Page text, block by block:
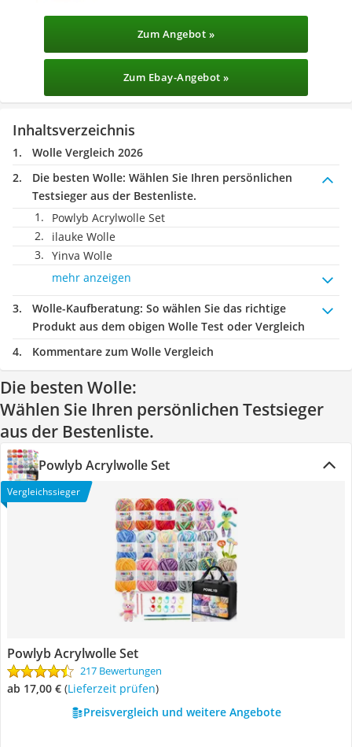
Zum Angebot »
Zum Ebay-Angebot »
Inhaltsverzeichnis
Wolle Vergleich 2026
Die besten Wolle: Wählen Sie Ihren persönlichen
Testsieger aus der Bestenliste.
Powlyb Acrylwolle Set
ilauke Wolle
Yinva Wolle
mehr anzeigen
Wolle-Kaufberatung: So wählen Sie das richtige
Produkt aus dem obigen Wolle Test oder Vergleich
Kommentare zum Wolle Vergleich
Die besten Wolle:
Wählen Sie Ihren persönlichen Testsieger
aus der Bestenliste.
Powlyb Acrylwolle Set
Vergleichssieger
Powlyb Acrylwolle Set
217 Bewertungen
ab 17,00 € (Lieferzeit prüfen)
Preisvergleich und weitere Angebote